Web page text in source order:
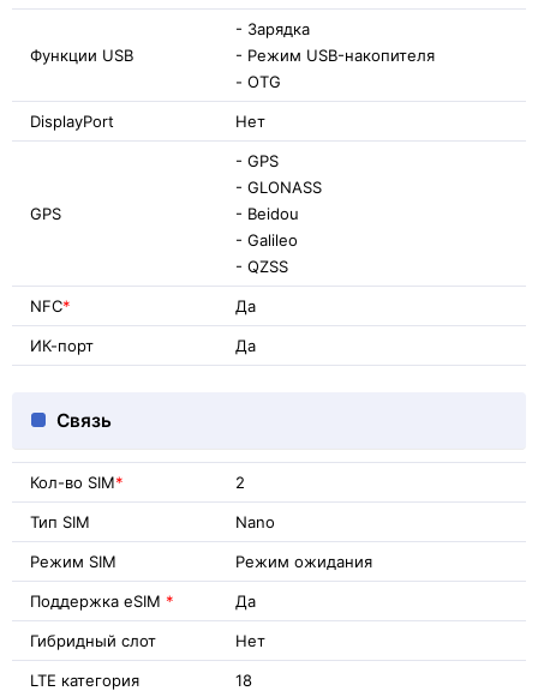
Функции USB
- Зарядка
- Режим USB-накопителя
- OTG
DisplayPort Нет
GPS
- GPS
- GLONASS
- Beidou
- Galileo
- QZSS
NFC* Да
ИК-порт Да
Связь
Кол-во SIM* 2
Тип SIM Nano
Режим SIM Режим ожидания
Поддержка eSIM * Да
Гибридный слот Нет
LTE категория 18